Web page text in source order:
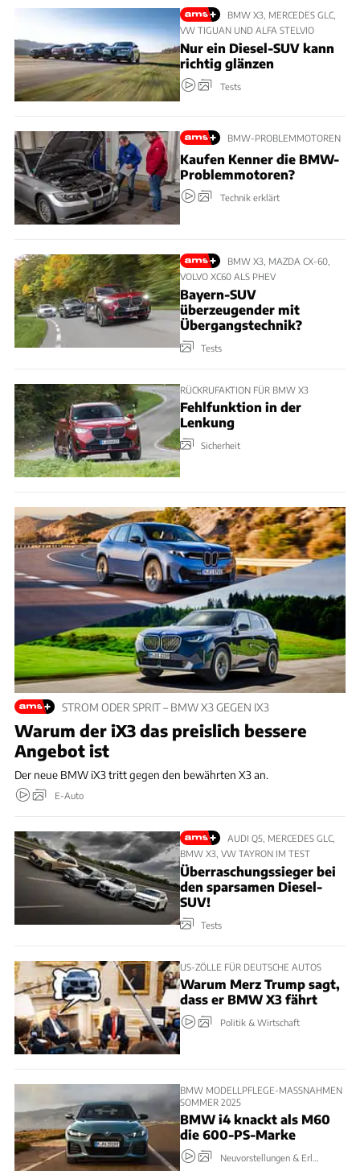
BMW X3, MERCEDES GLC,
VW TIGUAN UND ALFA STELVIO
Nur ein Diesel-SUV kann
richtig glänzen
Tests
BMW-PROBLEMMOTOREN
Kaufen Kenner die BMW-
Problemmotoren?
Technik erklärt
BMW X3, MAZDA CX-60,
VOLVO XC60 ALS PHEV
Bayern-SUV
überzeugender mit
Übergangstechnik?
Tests
RÜCKRUFAKTION FÜR BMW X3
Fehlfunktion in der
Lenkung
Sicherheit
STROM ODER SPRIT – BMW X3 GEGEN IX3
Warum der iX3 das preislich bessere
Angebot ist
Der neue BMW iX3 tritt gegen den bewährten X3 an.
E-Auto
AUDI Q5, MERCEDES GLC,
BMW X3, VW TAYRON IM TEST
Überraschungssieger bei
den sparsamen Diesel-
SUV!
Tests
US-ZÖLLE FÜR DEUTSCHE AUTOS
Warum Merz Trump sagt,
dass er BMW X3 fährt
Politik & Wirtschaft
BMW MODELLPFLEGE-MASSNAHMEN S
OMMER 2025
BMW i4 knackt als M60
die 600-PS-Marke
Neuvorstellungen & Erlkönige